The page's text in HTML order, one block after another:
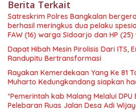
Berita Terkait
Satreskrim Polres Bangkalan
berhasil meringkus dua pelaku
FAW (16) warga Sidoarjo dan HP
Dapat Hibah Mesin Pirolisis Dari ITS,
Randupitu Bertransformasi
Rayakan Kemerdekaan Yang Ke 81
Muharto Kedungkandang siapkan
*Pemerintah kab Malang Melalui
Pelebaran Ruas Jalan Desa Adi